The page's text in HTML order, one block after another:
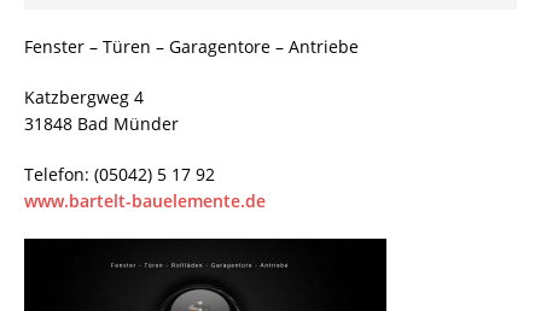
Fenster – Türen – Garagentore – Antriebe
Katzbergweg 4
31848 Bad Münder
Telefon: (05042) 5 17 92
www.bartelt-bauelemente.de